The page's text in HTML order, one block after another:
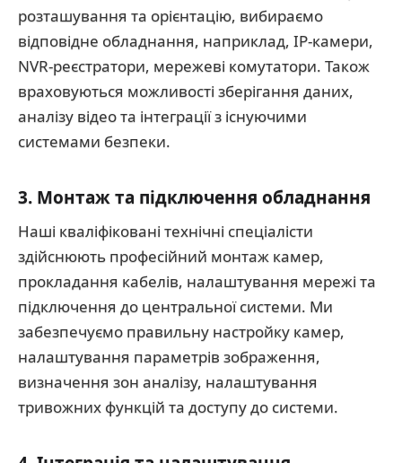
розташування та орієнтацію, вибираємо
відповідне обладнання, наприклад, IP-камери,
NVR-реєстратори, мережеві комутатори. Також
враховуються можливості зберігання даних,
аналізу відео та інтеграції з існуючими
системами безпеки.
3. Монтаж та підключення обладнання
Наші кваліфіковані технічні спеціалісти
здійснюють професійний монтаж камер,
прокладання кабелів, налаштування мережі та
підключення до центральної системи. Ми
забезпечуємо правильну настройку камер,
налаштування параметрів зображення,
визначення зон аналізу, налаштування
тривожних функцій та доступу до системи.